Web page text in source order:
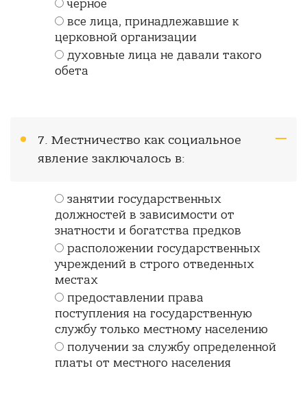
черное
все лица, принадлежавшие к
церковной организации
духовные лица не давали такого
обета
7. Местничество как социальное
явление заключалось в:
занятии государственных
должностей в зависимости от
знатности и богатства предков
расположении государственных
учреждений в строго отведенных
местах
предоставлении права
поступления на государственную
службу только местному населению
получении за службу определенной
платы от местного населения